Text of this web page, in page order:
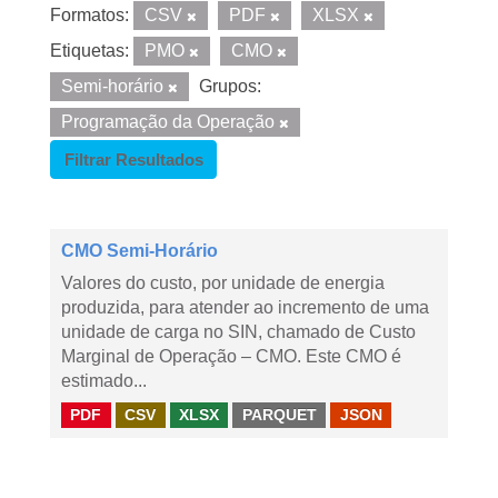
Formatos: CSV PDF
XLSX
Etiquetas:
PMO
CMO
Semi-horário
Grupos:
Programação da Operação
Filtrar Resultados
CMO Semi-Horário
Valores do custo, por unidade de energia
produzida, para atender ao incremento de uma
unidade de carga no SIN, chamado de Custo
Marginal de Operação – CMO. Este CMO é
estimado...
PDF CSV XLSX PARQUET JSON